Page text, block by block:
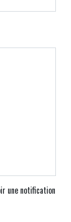
une notification